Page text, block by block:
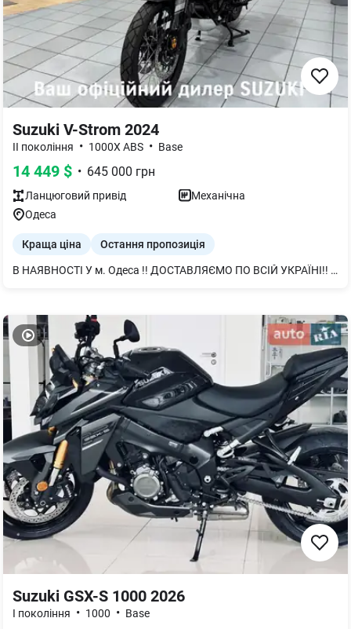
Suzuki V-Strom 2024
II покоління • 1000X ABS • Base
14 449 $ • 645 000 грн
Ланцюговий привід
Механічна
Одеса
Краща ціна Остання пропозиція
В НАЯВНОСТІ У м. Одеса !! ДОСТАВЛЯЄМО ПО ВСІЙ УКРАЇНІ!! НАБЕРІТЬ НАС І МИ ПІДБЕРЕМО ДЛЯ ВАС НАЙЗРУЧНІШИЙ ФОРМАТ ПОКУПКИ !!!! БІЛЬШ ДЕТАЛЬНО ЗА ТЕЛЕФОНОМ !! НАБИРІТЬ І МИ ПІДБЕРЕМО НАЙБІЛЬШ КОМФОРТНИЙ ДЛЯ ВАС ФОРМАТ ПОКУПКИ !!!! ОФІЦІЙНИЙ ДИЛЕРСЬКИЙ ЦЕНТР ДП "АВТОТРЕЙДІНГ-ОДЕСА" Уявіть найбільш захопливий спосіб об’їхати планету на двох колесах. Маючи невичерпний потенціал, туристичний мотоцикл V-STROM 1050 DE стане ідеальним супутником в нескінченних подорожах будь-якими дорогами.
Suzuki GSX-S 1000 2026
I покоління • 1000 • Base